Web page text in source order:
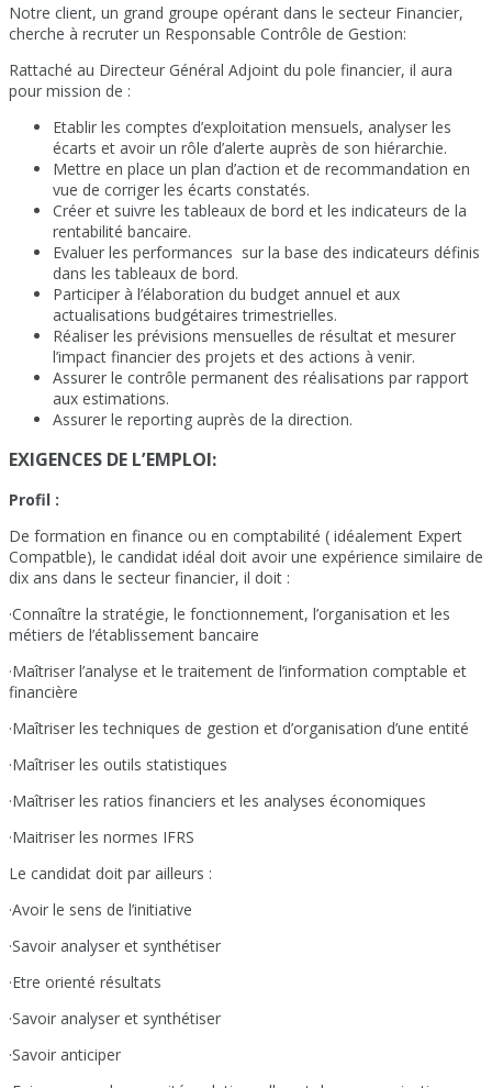
Notre client, un grand groupe opérant dans le secteur Financier,
cherche à recruter un Responsable Contrôle de Gestion:
Rattaché au Directeur Général Adjoint du pole financier, il aura
pour mission de :
Etablir les comptes d’exploitation mensuels, analyser les
écarts et avoir un rôle d’alerte auprès de son hiérarchie.
Mettre en place un plan d’action et de recommandation en
vue de corriger les écarts constatés.
Créer et suivre les tableaux de bord et les indicateurs de la
rentabilité bancaire.
Evaluer les performances sur la base des indicateurs définis
dans les tableaux de bord.
Participer à l’élaboration du budget annuel et aux
actualisations budgétaires trimestrielles.
Réaliser les prévisions mensuelles de résultat et mesurer
l’impact financier des projets et des actions à venir.
Assurer le contrôle permanent des réalisations par rapport
aux estimations.
Assurer le reporting auprès de la direction.
EXIGENCES DE L’EMPLOI:
Profil :
De formation en finance ou en comptabilité ( idéalement Expert
Compatble), le candidat idéal doit avoir une expérience similaire de
dix ans dans le secteur financier, il doit :
·Connaître la stratégie, le fonctionnement, l’organisation et les
métiers de l’établissement bancaire
·Maîtriser l’analyse et le traitement de l’information comptable et
financière
·Maîtriser les techniques de gestion et d’organisation d’une entité
·Maîtriser les outils statistiques
·Maîtriser les ratios financiers et les analyses économiques
·Maitriser les normes IFRS
Le candidat doit par ailleurs :
·Avoir le sens de l’initiative
·Savoir analyser et synthétiser
·Etre orienté résultats
·Savoir analyser et synthétiser
·Savoir anticiper